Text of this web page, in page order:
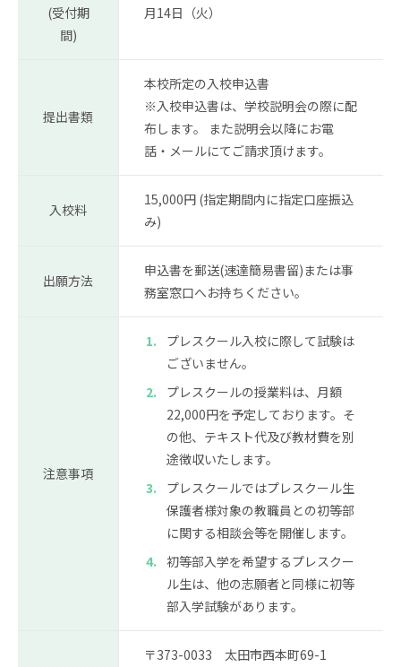
(受付期
間)
月14日（火）
提出書類
本校所定の入校申込書
※入校申込書は、学校説明会の際に配
布します。 また説明会以降にお電
話・メールにてご請求頂けます。
入校料
15,000円 (指定期間内に指定口座振込
み)
出願方法
申込書を郵送(速達簡易書留)または事
務室窓口へお持ちください。
注意事項
プレスクール入校に際して試験は
ございません。
プレスクールの授業料は、月額
22,000円を予定しております。そ
の他、テキスト代及び教材費を別
途徴収いたします。
プレスクールではプレスクール生
保護者様対象の教職員との初等部
に関する相談会等を開催します。
初等部入学を希望するプレスクー
ル生は、他の志願者と同様に初等
部入学試験があります。
〒373-0033 太田市西本町69-1